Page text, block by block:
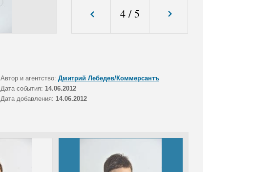
4/5
Автор и агентство: Дмитрий Лебедев/Коммерсантъ
Дата события: 14.06.2012
Дата добавления: 14.06.2012